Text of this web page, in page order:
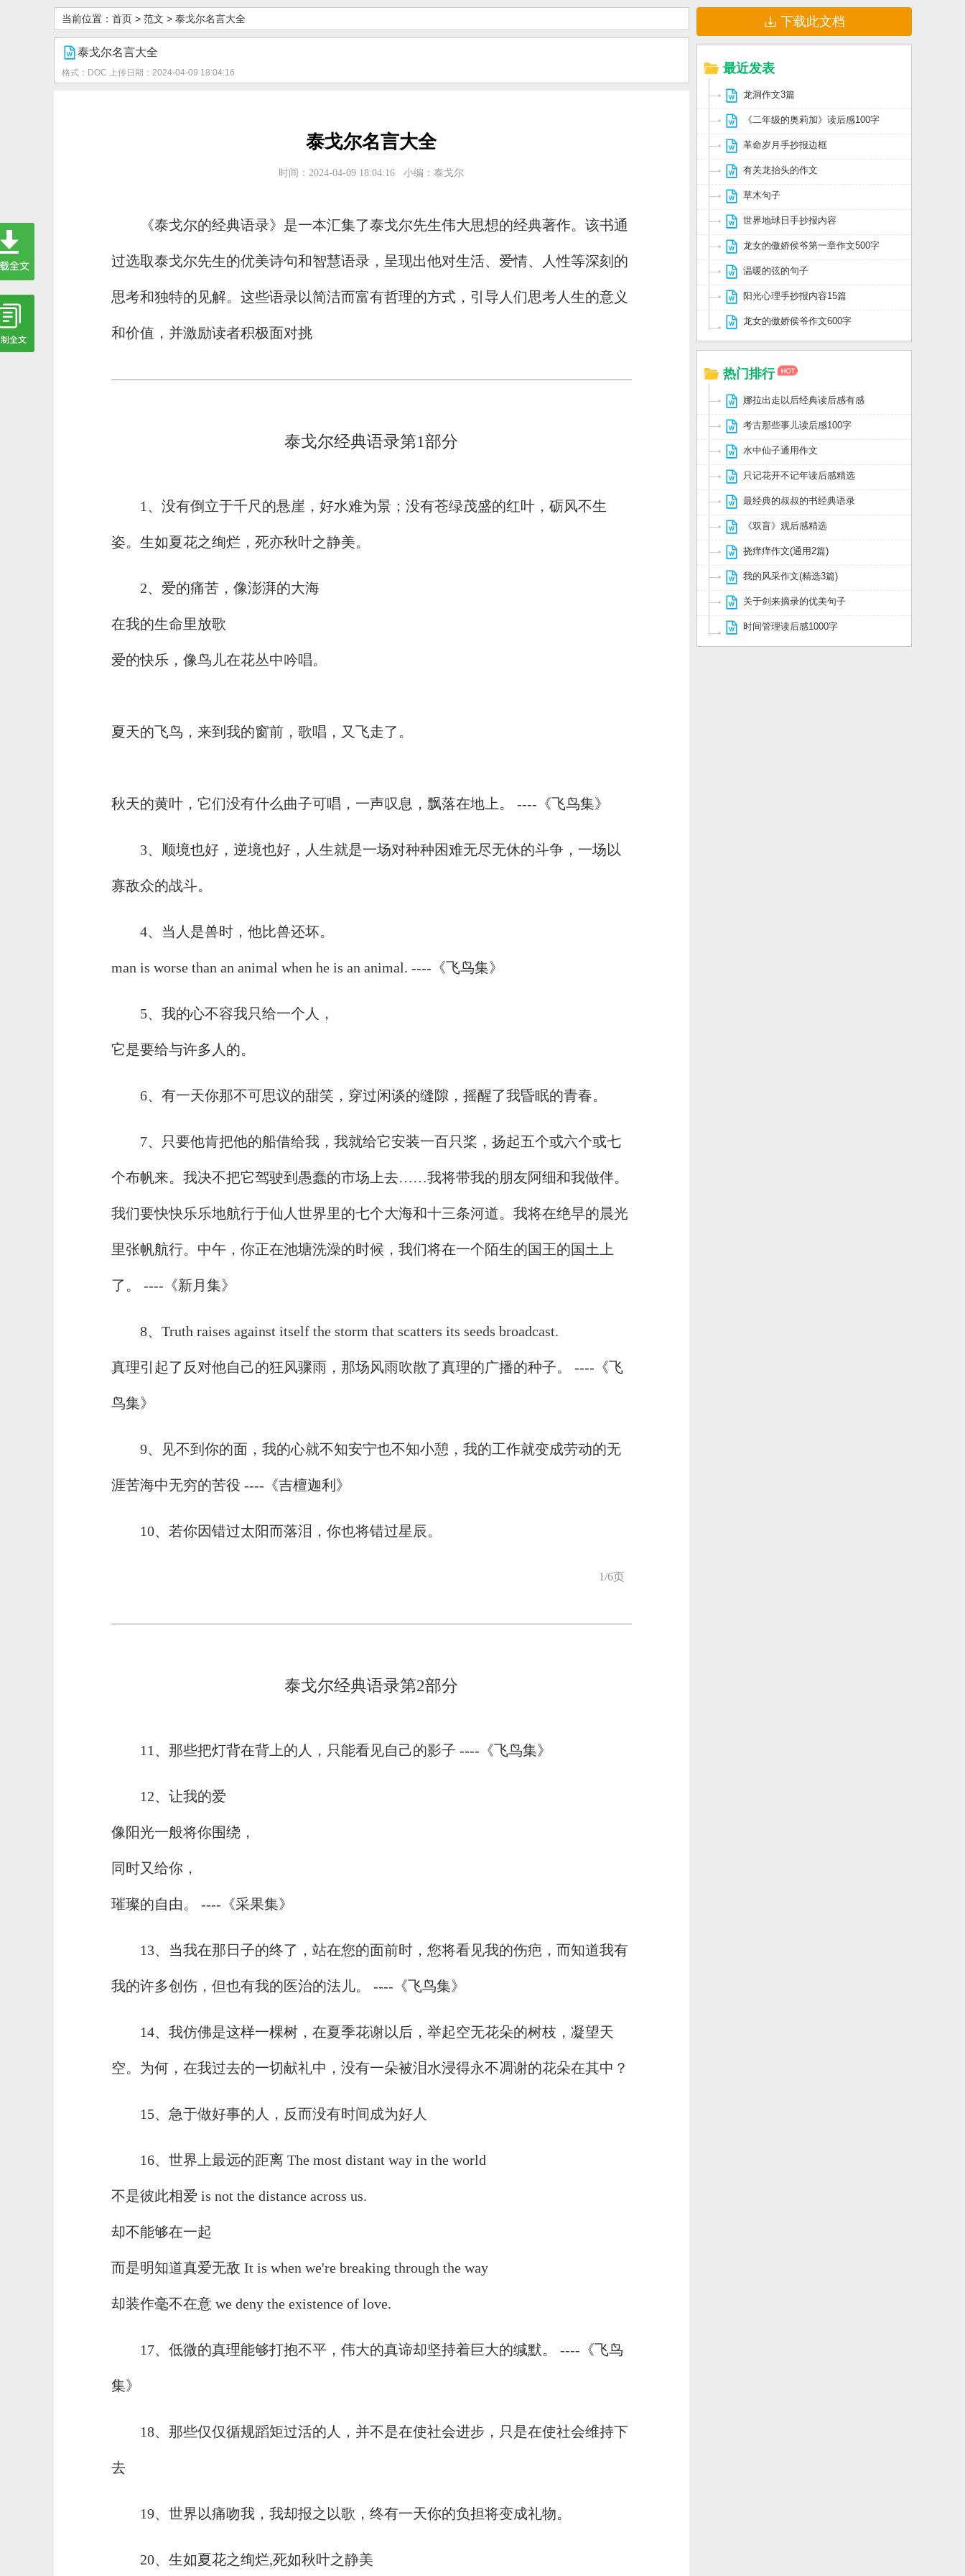
当前位置： 首页> 范文 > 泰戈尔名言大全
泰戈尔名言大全
格式：DOC 上传日期：2024-04-09 18:04:16
泰戈尔名言大全
时间：2024-04-09 18:04:16 小编：泰戈尔
《泰戈尔的经典语录》是一本汇集了泰戈尔先生伟大思想的经典著作。该书通
过选取泰戈尔先生的优美诗句和智慧语录，呈现出他对生活、爱情、人性等深刻的
思考和独特的见解。这些语录以简洁而富有哲理的方式，引导人们思考人生的意义
和价值，并激励读者积极面对挑
泰戈尔经典语录第1部分
1、没有倒立于千尺的悬崖，好水难为景；没有苍绿茂盛的红叶，砺风不生
姿。生如夏花之绚烂，死亦秋叶之静美。
2、爱的痛苦，像澎湃的大海
在我的生命里放歌
爱的快乐，像鸟儿在花丛中吟唱。
夏天的飞鸟，来到我的窗前，歌唱，又飞走了。
秋天的黄叶，它们没有什么曲子可唱，一声叹息，飘落在地上。 ----《飞鸟集》
3、顺境也好，逆境也好，人生就是一场对种种困难无尽无休的斗争，一场以
寡敌众的战斗。
4、当人是兽时，他比兽还坏。
man is worse than an animal when he is an animal. ----《飞鸟集》
5、我的心不容我只给一个人，
它是要给与许多人的。
6、有一天你那不可思议的甜笑，穿过闲谈的缝隙，摇醒了我昏眠的青春。
7、只要他肯把他的船借给我，我就给它安装一百只桨，扬起五个或六个或七
个布帆来。我决不把它驾驶到愚蠢的市场上去……我将带我的朋友阿细和我做伴。
我们要快快乐乐地航行于仙人世界里的七个大海和十三条河道。我将在绝早的晨光
里张帆航行。中午，你正在池塘洗澡的时候，我们将在一个陌生的国王的国土上
了。 ----《新月集》
8、Truth raises against itself the storm that scatters its seeds broadcast.
真理引起了反对他自己的狂风骤雨，那场风雨吹散了真理的广播的种子。 ----《飞
鸟集》
9、见不到你的面，我的心就不知安宁也不知小憩，我的工作就变成劳动的无
涯苦海中无穷的苦役 ----《吉檀迦利》
10、若你因错过太阳而落泪，你也将错过星辰。
1/6页
泰戈尔经典语录第2部分
11、那些把灯背在背上的人，只能看见自己的影子 ----《飞鸟集》
12、让我的爱
像阳光一般将你围绕，
同时又给你，
璀璨的自由。 ----《采果集》
13、当我在那日子的终了，站在您的面前时，您将看见我的伤疤，而知道我有
我的许多创伤，但也有我的医治的法儿。 ----《飞鸟集》
14、我仿佛是这样一棵树，在夏季花谢以后，举起空无花朵的树枝，凝望天
空。为何，在我过去的一切献礼中，没有一朵被泪水浸得永不凋谢的花朵在其中？
15、急于做好事的人，反而没有时间成为好人
16、世界上最远的距离 The most distant way in the world
不是彼此相爱 is not the distance across us.
却不能够在一起
而是明知道真爱无敌 It is when we're breaking through the way
却装作毫不在意 we deny the existence of love.
17、低微的真理能够打抱不平，伟大的真谛却坚持着巨大的缄默。 ----《飞鸟
集》
18、那些仅仅循规蹈矩过活的人，并不是在使社会进步，只是在使社会维持下
去
19、世界以痛吻我，我却报之以歌，终有一天你的负担将变成礼物。
20、生如夏花之绚烂,死如秋叶之静美
下载此文档
最近发表
龙洞作文3篇
《二年级的奥莉加》读后感100字
革命岁月手抄报边框
有关龙抬头的作文
草木句子
世界地球日手抄报内容
龙女的傲娇侯爷第一章作文500字
温暖的弦的句子
阳光心理手抄报内容15篇
龙女的傲娇侯爷作文600字
热门排行
娜拉出走以后经典读后感有感
考古那些事儿读后感100字
水中仙子通用作文
只记花开不记年读后感精选
最经典的叔叔的书经典语录
《双盲》观后感精选
挠痒痒作文(通用2篇)
我的风采作文(精选3篇)
关于剑来摘录的优美句子
时间管理读后感1000字